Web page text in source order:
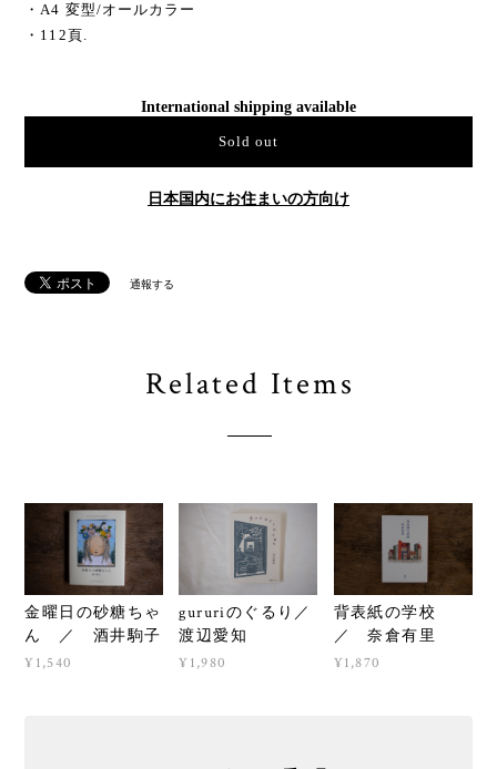
・A4 変型/オールカラー
・112頁.
International shipping available
Sold out
日本国内にお住まいの方向け
通報する
Related Items
金曜日の砂糖ちゃ
ん ／ 酒井駒子
¥1,540
gururiのぐるり／
渡辺愛知
¥1,980
背表紙の学校
／ 奈倉有里
¥1,870